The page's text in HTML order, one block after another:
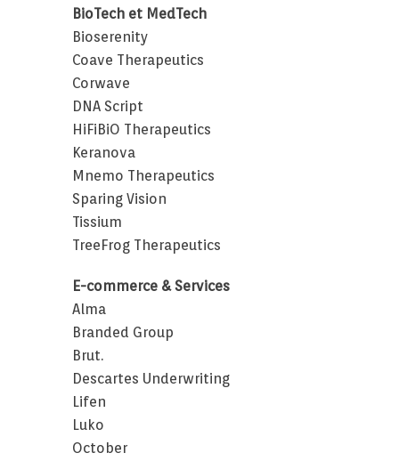
BioTech et MedTech
Bioserenity
Coave Therapeutics
Corwave
DNA Script
HiFiBiO Therapeutics
Keranova
Mnemo Therapeutics
Sparing Vision
Tissium
TreeFrog Therapeutics
E-commerce & Services
Alma
Branded Group
Brut.
Descartes Underwriting
Lifen
Luko
October